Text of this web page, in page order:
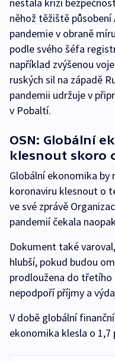
nestala krizí
něhož těžiště působení
pandemie v obraně
podle svého šéfa
například zvýšenou
ruských sil na západě
pandemii udržuje v
v Pobaltí.
OSN: Globální
klesnout skoro
Globální ekonomika
koronaviru klesnout o
ve své zprávě
pandemií čekala
Dokument také
hlubší, pokud budou
prodloužena do
nepodpoří příjmy a
V době globální
ekonomika klesla o 1,7